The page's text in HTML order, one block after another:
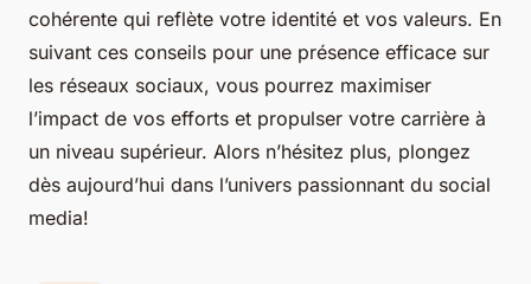
cohérente qui reflète votre identité et vos valeurs. En
suivant ces conseils pour une présence efficace sur
les réseaux sociaux, vous pourrez maximiser
l’impact de vos efforts et propulser votre carrière à
un niveau supérieur. Alors n’hésitez plus, plongez
dès aujourd’hui dans l’univers passionnant du social
media!